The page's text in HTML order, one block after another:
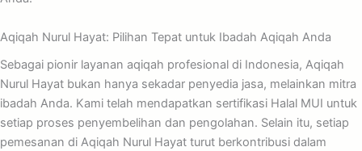
Aqiqah Nurul Hayat: Pilihan Tepat untuk Ibadah Aqiqah Anda
Sebagai pionir layanan aqiqah profesional di Indonesia, Aqiqah
Nurul Hayat bukan hanya sekadar penyedia jasa, melainkan mitra
ibadah Anda. Kami telah mendapatkan sertifikasi Halal MUI untuk
setiap proses penyembelihan dan pengolahan. Selain itu, setiap
pemesanan di Aqiqah Nurul Hayat turut berkontribusi dalam